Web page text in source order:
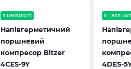
в наявності
Напівгерметичний
поршневий
компресор Bitzer
4CES-9Y
в
4DES-